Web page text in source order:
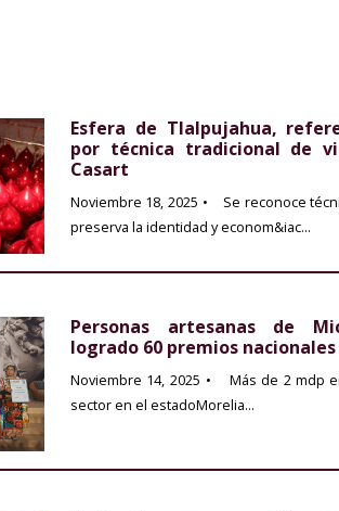
Esfera de Tlalpujahua,
por técnica tradicional de
Casart
Noviembre 18, 2025 • Se reconoce
preserva la identidad y econom&iac...
Personas artesanas de
logrado 60 premios
Noviembre 14, 2025 • Más de 2 mdp
sector en el estadoMorelia...